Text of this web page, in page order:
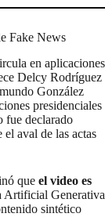
Fake News
en aplicaciones
Delcy Rodríguez
González
presidenciales
fue declarado
aval de las actas
que el video es
Artificial Generativa
sintético